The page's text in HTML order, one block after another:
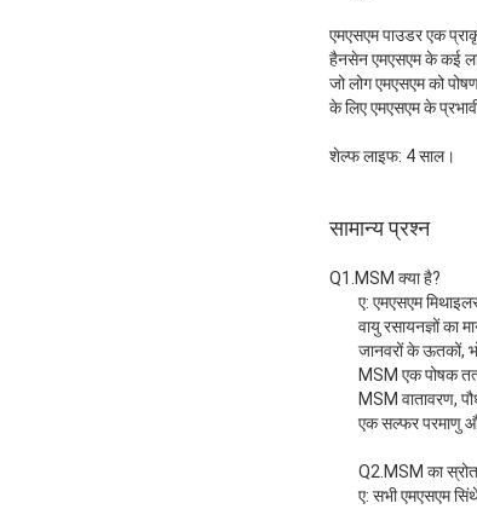
एमएसएम पाउडर एक
हैनसेन एमएसएम के कई
जो लोग एमएसएम को
के लिए एमएसएम के
शेल्फ लाइफ: 4 साल।
सामान्य प्रश्न
Q1.MSM क्या है?
ए: एमएसएम
वायु रसायनज्ञों का
जानवरों के ऊतकों,
MSM एक पोषक
MSM वातावरण,
एक सल्फर परमाणु
Q2.MSM का
ए: सभी एमएसएम